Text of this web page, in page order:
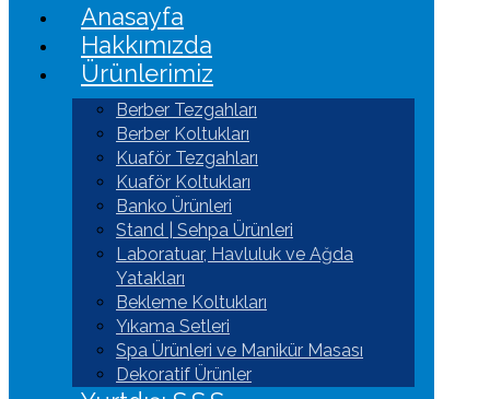
Anasayfa
Hakkımızda
Ürünlerimiz
Berber Tezgahları
Berber Koltukları
Kuaför Tezgahları
Kuaför Koltukları
Banko Ürünleri
Stand | Sehpa Ürünleri
Laboratuar, Havluluk ve Ağda
Yatakları
Bekleme Koltukları
Yıkama Setleri
Spa Ürünleri ve Manikür Masası
Dekoratif Ürünler